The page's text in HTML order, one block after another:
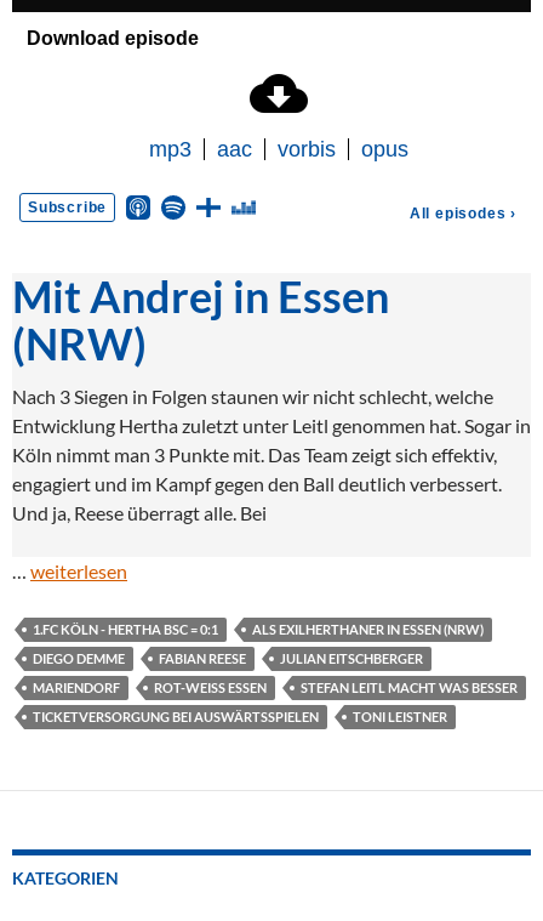
Mit Andrej in Essen
(NRW)
Nach 3 Siegen in Folgen staunen wir nicht schlecht, welche
Entwicklung Hertha zuletzt unter Leitl genommen hat. Sogar in
Köln nimmt man 3 Punkte mit. Das Team zeigt sich effektiv,
engagiert und im Kampf gegen den Ball deutlich verbessert.
Und ja, Reese überragt alle. Bei
… weiterlesen
1.FC KÖLN - HERTHA BSC = 0:1
ALS EXILHERTHANER IN ESSEN (NRW)
DIEGO DEMME
FABIAN REESE
JULIAN EITSCHBERGER
MARIENDORF
ROT-WEISS ESSEN
STEFAN LEITL MACHT WAS BESSER
TICKETVERSORGUNG BEI AUSWÄRTSSPIELEN
TONI LEISTNER
KATEGORIEN